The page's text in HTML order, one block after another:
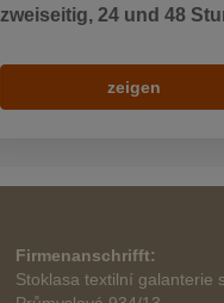
zweiseitig, 24 und 48
zeigen
Firmenanschrifft:
Stoklasa textilní galanterie